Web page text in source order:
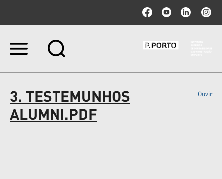
Ir
Ir
para
a
navegação
3. TESTEMUNHOS
ALUMNI.PDF
Ouvir